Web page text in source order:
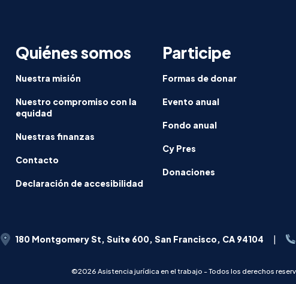
Quiénes somos
Nuestra misión
Nuestro compromiso con la
equidad
Nuestras finanzas
Contacto
Declaración de accesibilidad
Participe
Formas de donar
Evento anual
Fondo anual
Cy Pres
Donaciones
180 Montgomery St, Suite 600, San Francisco, CA 94104
©2026 Asistencia jurídica en el trabajo - Todos los derechos